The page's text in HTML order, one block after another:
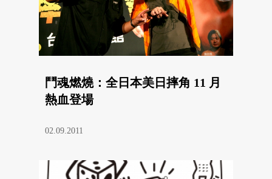
鬥魂燃燒：全日本美日摔角 11 月
熱血登場
02.09.2011